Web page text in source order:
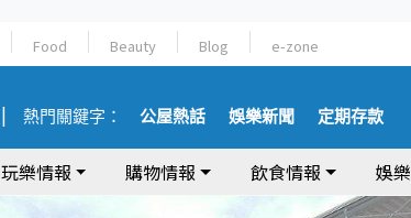
Food Beauty Blog e-zone
熱門關鍵字： 公屋熱話 娛樂新聞 定期存款
玩樂情報 購物情報 飲食情報 娛樂